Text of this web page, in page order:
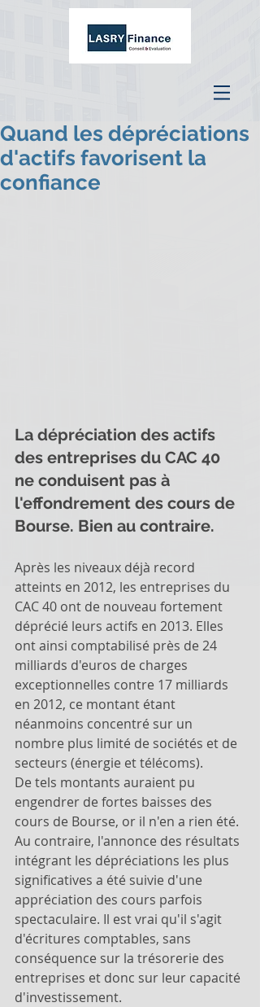
Quand les dépréciations
d'actifs favorisent la
confiance
La dépréciation des actifs
des entreprises du CAC 40
ne conduisent pas à
l'effondrement des cours de
Bourse. Bien au contraire.
Après les niveaux déjà record
atteints en 2012, les entreprises du
CAC 40 ont de nouveau fortement
déprécié leurs actifs en 2013. Elles
ont ainsi comptabilisé près de 24
milliards d'euros de charges
exceptionnelles contre 17 milliards
en 2012, ce montant étant
néanmoins concentré sur un
nombre plus limité de sociétés et de
secteurs (énergie et télécoms).
De tels montants auraient pu
engendrer de fortes baisses des
cours de Bourse, or il n'en a rien été.
Au contraire, l'annonce des résultats
intégrant les dépréciations les plus
significatives a été suivie d'une
appréciation des cours parfois
spectaculaire. Il est vrai qu'il s'agit
d'écritures comptables, sans
conséquence sur la trésorerie des
entreprises et donc sur leur capacité
d'investissement.